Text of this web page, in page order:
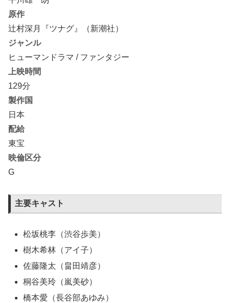
原作
辻村深月『ツナグ』（新潮社）
ジャンル
ヒューマンドラマ / ファンタジー
上映時間
129分
製作国
日本
配給
東宝
映倫区分
G
主要キャスト
松坂桃李（渋谷歩美）
樹木希林（アイ子）
佐藤隆太（畠田靖彦）
桐谷美玲（嵐美砂）
橋本愛（長谷部あゆみ）